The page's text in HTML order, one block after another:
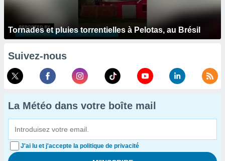
Tornades et pluies torrentielles à Pelotas, au Brésil
Suivez-nous
La Météo dans votre boîte mail
J'ai lu et j'accepte la politique de privacité